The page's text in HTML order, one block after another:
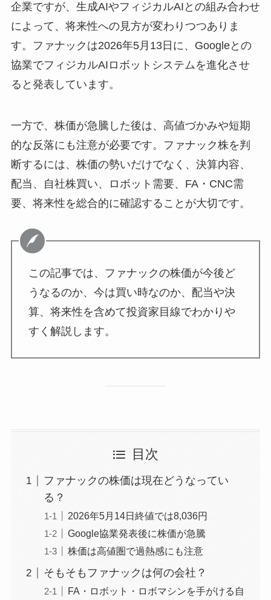
企業ですが、生成AIやフィジカルAIとの組み合わせ
によって、将来性への見方が変わりつつありま
す。ファナックは2026年5月13日に、Googleとの
協業でフィジカルAIロボットシステムを進化させ
ると発表しています。
一方で、株価が急騰した後は、高値づかみや短期
的な反落にも注意が必要です。ファナック株を判
断するには、株価の勢いだけでなく、決算内容、
配当、自社株買い、ロボット需要、FA・CNC需
要、将来性を総合的に確認することが大切です。
この記事では、ファナックの株価が今後ど
うなるのか、今は買い時なのか、配当や決
算、将来性を含めて投資家目線でわかりや
すく解説します。
目次
ファナックの株価は現在どうなってい
る？
2026年5月14日終値では8,036円
Google協業発表後に株価が急騰
株価は高値圏で過熱感にも注意
そもそもファナックは何の会社？
FA・ロボット・ロボマシンを手がける自